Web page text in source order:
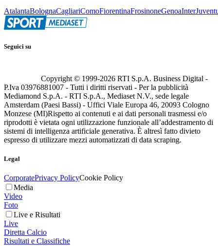
AtalantaBolognaCagliariComoFiorentinaFrosinoneGenoaInter
Seguici su
Copyright © 1999-2026 RTI S.p.A. Business Digital -
P.Iva 03976881007 - Tutti i diritti riservati - Per la pubblicità
Mediamond S.p.A. - RTI S.p.A., Mediaset N.V., sede legale
Amsterdam (Paesi Bassi) - Uffici Viale Europa 46, 20093 Cologno
Monzese (MI)Rispetto ai contenuti e ai dati personali trasmessi e/o
riprodotti è vietata ogni utilizzazione funzionale all’addestramento di
sistemi di intelligenza artificiale generativa. È altresì fatto divieto
espresso di utilizzare mezzi automatizzati di data scraping.
Legal
CorporatePrivacy PolicyCookie Policy
Media
Video
Foto
Live e Risultati
Live
Diretta Calcio
Risultati e Classifiche